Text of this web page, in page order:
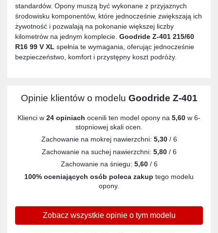
standardów. Opony muszą być wykonane z przyjaznych
środowisku komponentów, które jednocześnie zwiększają ich
żywotność i pozwalają na pokonanie większej liczby
kilometrów na jednym komplecie. Goodride Z-401 215/60
R16 99 V XL spełnia te wymagania, oferując jednocześnie
bezpieczeństwo, komfort i przystępny koszt podróży.
Opinie klientów o modelu Goodride Z-401
Klienci w 24 opiniach ocenili ten model opony na 5,60 w 6-
stopniowej skali ocen.
Zachowanie na mokrej nawierzchni: 5,30/ 6
Zachowanie na suchej nawierzchni: 5,80/ 6
Zachowanie na śniegu: 5,60/ 6
100% oceniających osób poleca zakup tego modelu
opony.
Zobacz wszystkie opinie o tym modelu